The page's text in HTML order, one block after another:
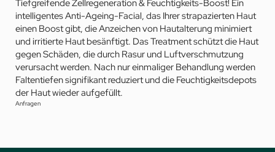
Tiefgreifende Zellregeneration & Feuchtigkeits-Boost! Ein
intelligentes Anti-Ageing-Facial, das Ihrer strapazierten Haut
einen Boost gibt, die Anzeichen von Hautalterung minimiert
und irritierte Haut besänftigt. Das Treatment schützt die Haut
gegen Schäden, die durch Rasur und Luftverschmutzung
verursacht werden. Nach nur einmaliger Behandlung werden
Faltentiefen signifikant reduziert und die Feuchtigkeitsdepots
der Haut wieder aufgefüllt.
Anfragen